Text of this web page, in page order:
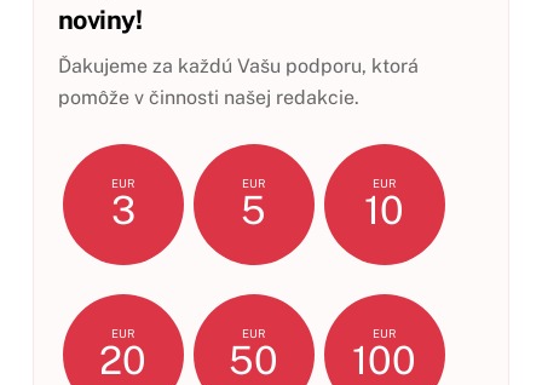
noviny!
Ďakujeme za každú Vašu podporu, ktorá
pomôže v činnosti našej redakcie.
EUR
3
EUR
5
EUR
10
EUR
20
EUR
50
EUR
100